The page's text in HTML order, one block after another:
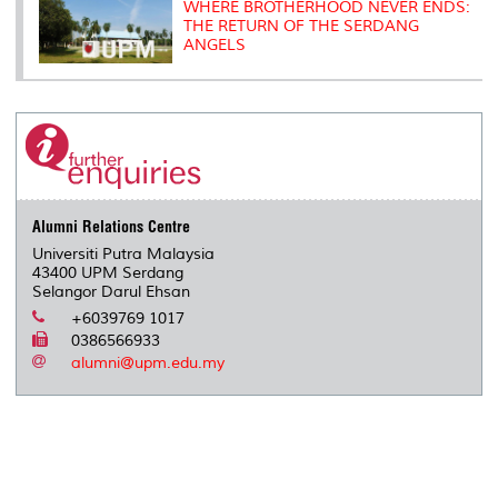
WHERE BROTHERHOOD NEVER ENDS:
THE RETURN OF THE SERDANG
ANGELS
Alumni Relations Centre
Universiti Putra Malaysia
43400 UPM Serdang
Selangor Darul Ehsan
+6039769 1017
0386566933
alumni@upm.edu.my